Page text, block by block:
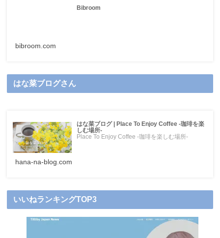
Bibroom
bibroom.com
はな菜ブログさん
はな菜ブログ | Place To Enjoy Coffee -珈琲を楽
しむ場所-
Place To Enjoy Coffee -珈琲を楽しむ場所-
hana-na-blog.com
いいねランキングTOP3